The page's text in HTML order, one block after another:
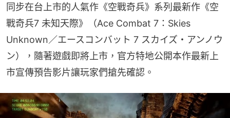
同步在台上市的人氣作《空戰奇兵》系列最新作《空
戰奇兵7 未知天際》（Ace Combat 7：Skies
Unknown／エースコンバット 7 スカイズ・アンノウ
ン），隨著遊戲即將上市，官方特地公開本作最新上
市宣傳預告影片讓玩家們搶先確認。